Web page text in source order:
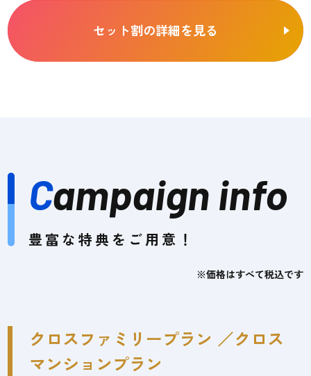
セット割の詳細を見る
Campaign info
豊富な特典をご用意！
※価格はすべて税込です
クロスファミリープラン ／クロス
マンションプラン